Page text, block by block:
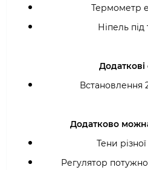
Термометр
Ніпель
Додаткові
Встановлення
Додатково
Тени
Регулятор